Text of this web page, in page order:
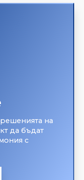
на
да бъдат
с